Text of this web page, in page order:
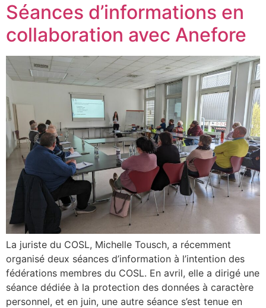
Séances d’informations en
collaboration avec Anefore
La juriste du COSL, Michelle Tousch, a récemment
organisé deux séances d’information à l’intention des
fédérations membres du COSL. En avril, elle a dirigé une
séance dédiée à la protection des données à caractère
personnel, et en juin, une autre séance s’est tenue en